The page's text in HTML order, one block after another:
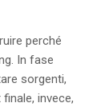
perché
In fase
sorgenti,
invece,